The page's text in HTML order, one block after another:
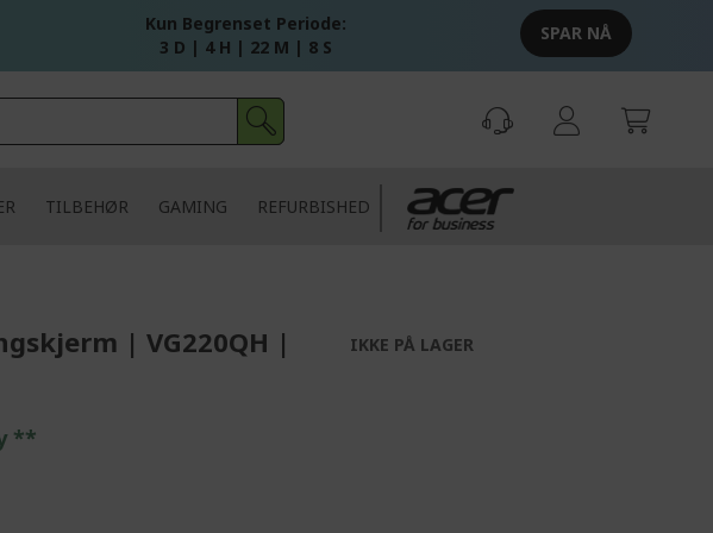
Kun Begrenset Periode:
3 D | 4 H | 22 M | 7 S
SPAR NÅ
TILBEHØR GAMING REFURBISHED
| VG220QH |
**
IKKE PÅ LAGER